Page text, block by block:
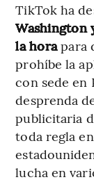
TikTok ha
Washington
la horapara
prohíbe la
con sede en
desprenda
publicitaria
toda regla
lucha en